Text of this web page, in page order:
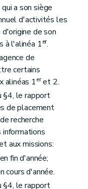
a son siège
d'activités les
de son
à l'alinéa 1er.
de
certains
alinéas 1eret 2.
§4, le rapport
de placement
recherche
aux missions:
fin d'année;
cours d'année.
§4, le rapport